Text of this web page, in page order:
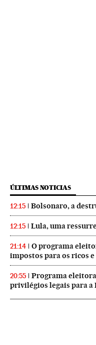
ÚLTIMAS NOTICIAS
12:15 Bolsonaro, a
12:15 Lula, uma
21:14
O programa
impostos para os ricos
20:55
Programa
privilégios legais para a